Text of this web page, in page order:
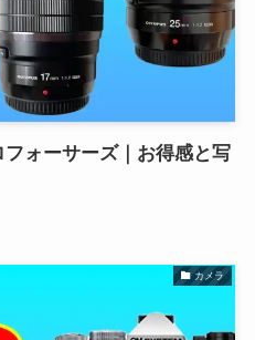
ォーサーズ｜お得感と写
カメラ